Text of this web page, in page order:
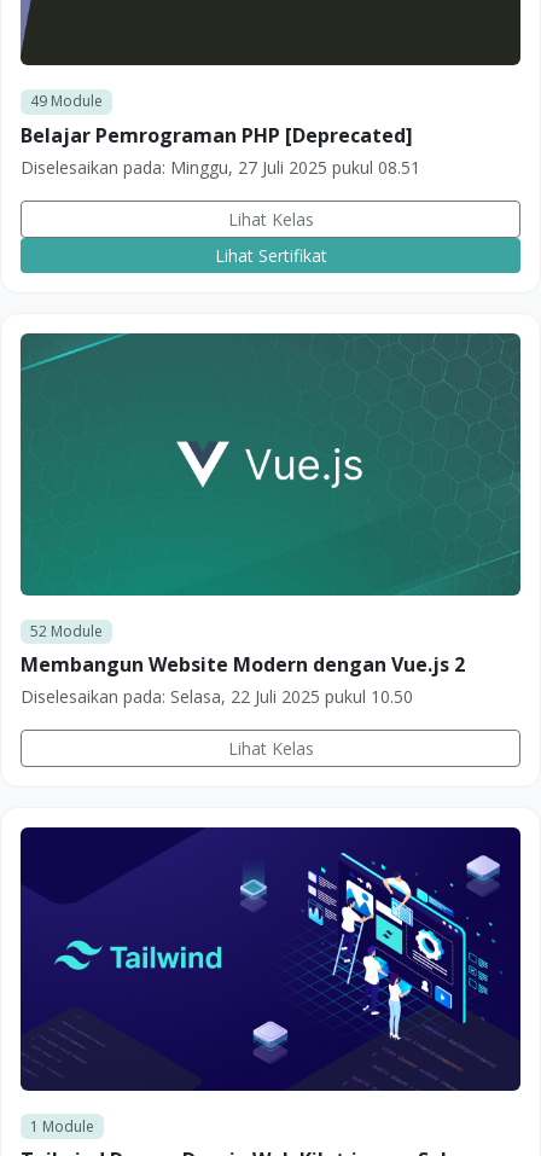
49Module
Belajar Pemrograman PHP [Deprecated]
Diselesaikan pada: Minggu, 27 Juli 2025 pukul 08.51
Lihat Kelas
Lihat Sertifikat
52Module
Membangun Website Modern dengan Vue.js 2
Diselesaikan pada: Selasa, 22 Juli 2025 pukul 10.50
Lihat Kelas
1 Module